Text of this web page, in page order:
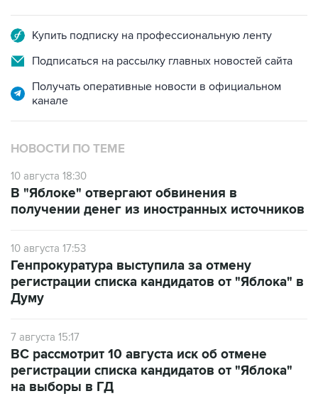
Купить подписку на профессиональную ленту
Подписаться на рассылку главных новостей сайта
Получать оперативные новости в официальном
канале
НОВОСТИ ПО ТЕМЕ
10 августа 18:30
В "Яблоке" отвергают обвинения в
получении денег из иностранных источников
10 августа 17:53
Генпрокуратура выступила за отмену
регистрации списка кандидатов от "Яблока" в
Думу
7 августа 15:17
ВС рассмотрит 10 августа иск об отмене
регистрации списка кандидатов от "Яблока"
на выборы в ГД